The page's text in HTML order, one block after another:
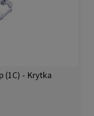
(1C) - Krytka